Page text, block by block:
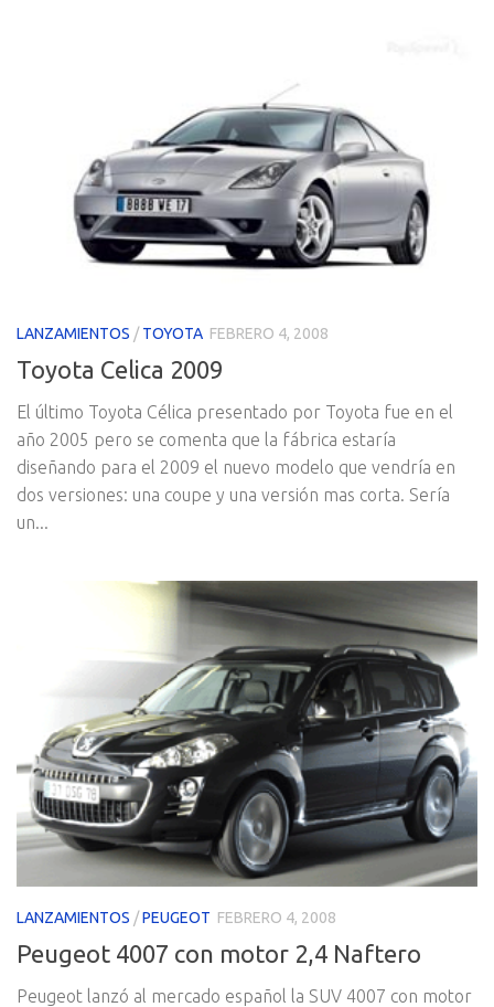
LANZAMIENTOS /TOYOTA FEBRERO 4, 2008
Toyota Celica 2009
El último Toyota Célica presentado por Toyota fue en el
año 2005 pero se comenta que la fábrica estarí­a
diseñando para el 2009 el nuevo modelo que vendrí­a en
dos versiones: una coupe y una versión mas corta. Serí­a
un...
LANZAMIENTOS /PEUGEOT FEBRERO 4, 2008
Peugeot 4007 con motor 2,4 Naftero
Peugeot lanzó al mercado español la SUV 4007 con motor